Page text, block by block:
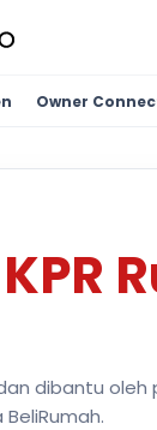
Owner
KPR
dibantu